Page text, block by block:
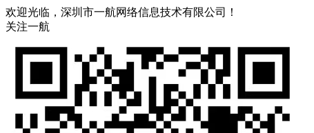
欢迎光临，深圳市一航网络信息技术有限公司！
关注一航